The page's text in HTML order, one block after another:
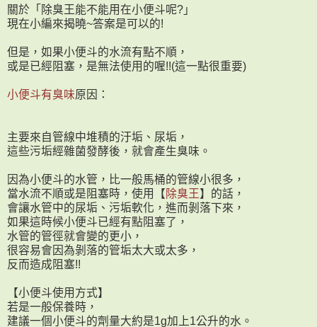
關於「除臭王能不能用在小便斗呢?」
現在小編來揭曉~答案是可以的!
但是，如果小便斗的水流有點不順，
或是已經阻塞，是無法使用的喔!!(這一點很重要)
小便斗有臭味原因：
主要來自管線中堆積的汙垢、尿垢，
這些污垢經雜菌發酵後，就會產生臭味。
因為小便斗的水管，比一般馬桶的管線小很多，
當水流不順或是阻塞時，使用【 除臭王】的話，
會讓水管中的尿垢、污垢軟化，進而剝落下來，
如果這時候小便斗已經有點阻塞了，
水管的管徑就會變的更小，
很容易會因為剝落的管垢太大或太多，
反而造成阻塞!!
【小便斗使用方式】
若是一般保養時，
建議一個小便斗的劑量大約是1g加上1公升的水。